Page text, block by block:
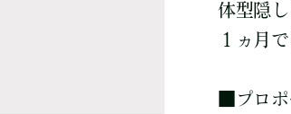
体型隠
１ヵ月
プロ